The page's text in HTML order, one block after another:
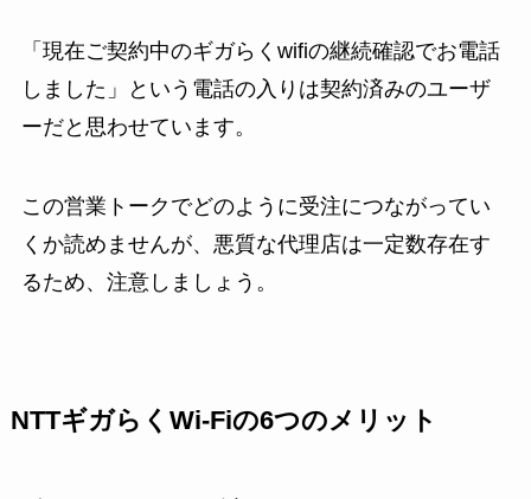
「現在ご契約中のギガらくwifiの継続確認でお電話
しました」という電話の入りは契約済みのユーザ
ーだと思わせています。
この営業トークでどのように受注につながってい
くか読めませんが、悪質な代理店は一定数存在す
るため、注意しましょう。
NTTギガらくWi-Fiの6つのメリット